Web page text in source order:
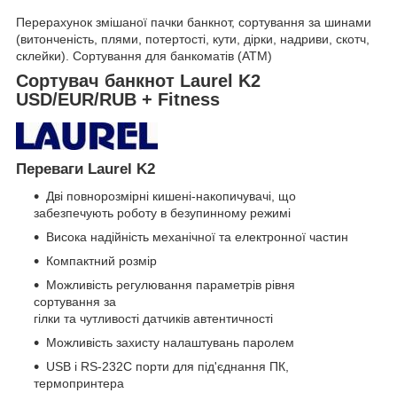
Перерахунок змішаної пачки банкнот, сортування за шинами
(витонченість, плями, потертості, кути, дірки, надриви, скотч,
склейки). Сортування для банкоматів (АТМ)
Сортувач банкнот Laurel K2
USD/EUR/RUB + Fitness
Переваги Laurel K2
Дві повнорозмірні кишені-накопичувачі, що
забезпечують роботу в безупинному режимі
Висока надійність механічної та електронної частин
Компактний розмір
Можливість регулювання параметрів рівня
сортування за
гілки та чутливості датчиків автентичності
Можливість захисту налаштувань паролем
USB і RS-232C порти для під'єднання ПК,
термопринтера